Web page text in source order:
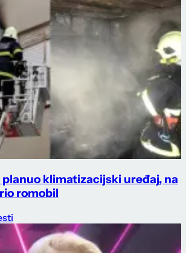
planuo klimatizacijski uređaj, na
romobil